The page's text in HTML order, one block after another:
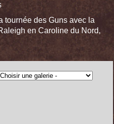
tournée des Guns avec la
en Caroline du Nord,